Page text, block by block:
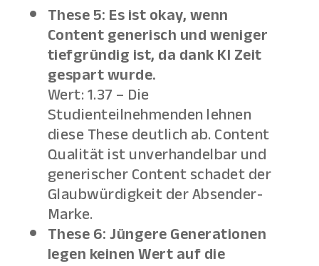
These 5: Es ist okay, wenn
Content generisch und weniger
tiefgründig ist, da dank KI Zeit
gespart wurde.
Wert: 1.37 – Die
Studienteilnehmenden lehnen
diese These deutlich ab. Content
Qualität ist unverhandelbar und
generischer Content schadet der
Glaubwürdigkeit der Absender-
Marke.
These 6: Jüngere Generationen
legen keinen Wert auf die